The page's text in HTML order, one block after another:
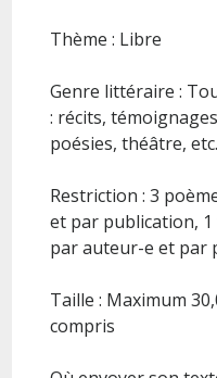
Thème : Libre
Genre littéraire :
: récits,
poésies, théâtre, etc.
Restriction : 3
et par publication,
par auteur-e et par
Taille : Maximum
compris